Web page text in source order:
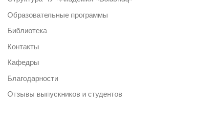
Образовательные программы
Библиотека
Контакты
Кафедры
Благодарности
Отзывы выпускников и студентов